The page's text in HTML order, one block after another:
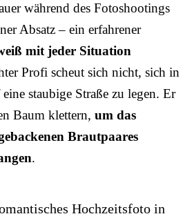
während des Fotoshootings
Absatz – ein erfahrener
mit jeder Situation
Profi scheut sich nicht, sich in
eine staubige Straße zu legen. Er
Baum klettern, um das
Brautpaares
.